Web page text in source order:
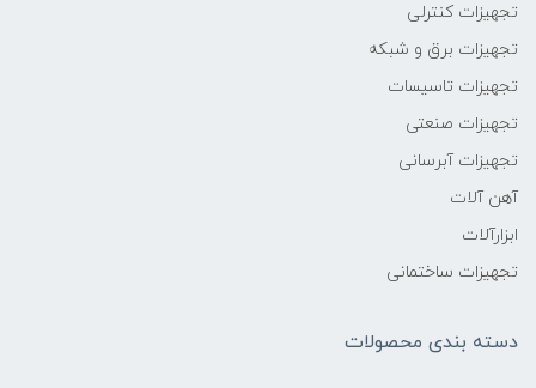
تجهیزات کنترلی
تجهیزات برق و شبکه
تجهیزات تاسیسات
تجهیزات صنعتی
تجهیزات آبرسانی
آهن آلات
ابزارآلات
تجهیزات ساختمانی
دسته بندی محصولات